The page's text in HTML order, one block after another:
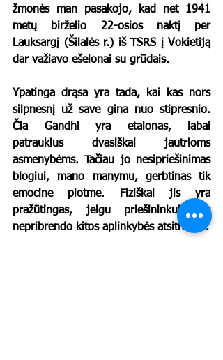
žmonės man pasakojo, kad net 1941
metų birželio 22-osios naktį per
Lauksargį (Šilalės r.) iš TSRS į Vokietiją
dar važiavo ešelonai su grūdais.
Ypatinga drąsa yra tada, kai kas nors
silpnesnį už save gina nuo stipresnio.
Čia Gandhi yra etalonas, labai
patrauklus dvasiškai jautrioms
asmenybėms. Tačiau jo nesipriešinimas
blogiui, mano manymu, gerbtinas tik
emocine plotme. Fiziškai jis yra
pražūtingas, jeigu priešininkui dar
nepribrendo kitos aplinkybės atsitraukti.